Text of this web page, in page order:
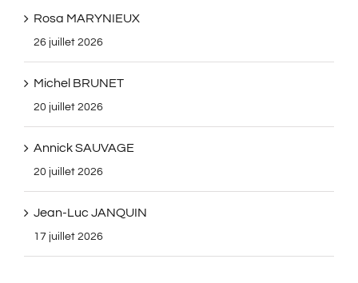
Rosa MARYNIEUX
26 juillet 2026
Michel BRUNET
20 juillet 2026
Annick SAUVAGE
20 juillet 2026
Jean-Luc JANQUIN
17 juillet 2026